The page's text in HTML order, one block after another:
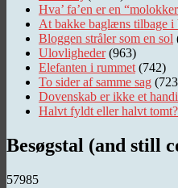
Hva’ fa’en er en
At bakke baglæns tilbage i
Bloggen stråler som en sol
Ulovligheder (963)
Elefanten i rummet (742)
To sider af samme sag
Dovenskab er ikke et
Halvt fyldt eller halvt tomt?
Besøgstal (and still
57985